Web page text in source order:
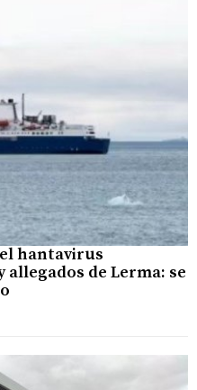
hantavirus
de Lerma: se